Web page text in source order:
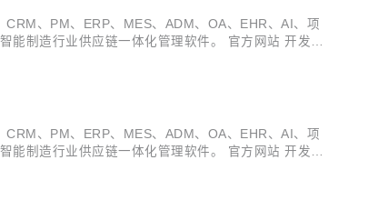
、PM、ERP、MES、ADM、OA、EHR、AI、项
能制造行业供应链一体化管理软件。 官方网站 开发文
、PM、ERP、MES、ADM、OA、EHR、AI、项
制造行业供应链一体化管理软件。 官方网站 开发文